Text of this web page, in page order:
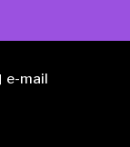
e-mail